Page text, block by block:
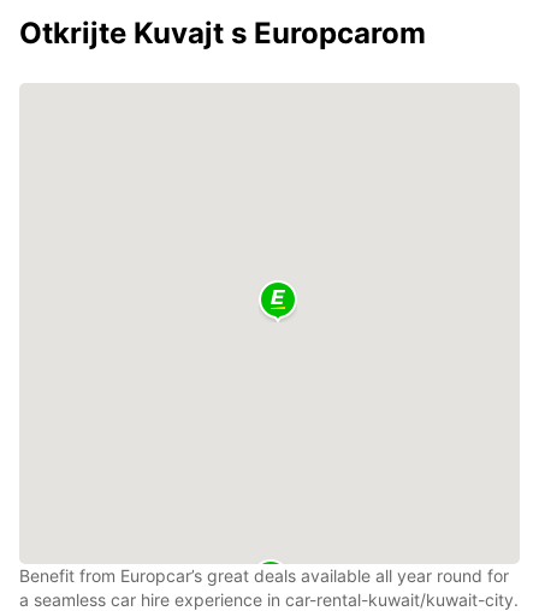
Otkrijte Kuvajt s Europcarom
Benefit from Europcar’s great deals available all year round for
a seamless car hire experience in car-rental-kuwait/kuwait-city.